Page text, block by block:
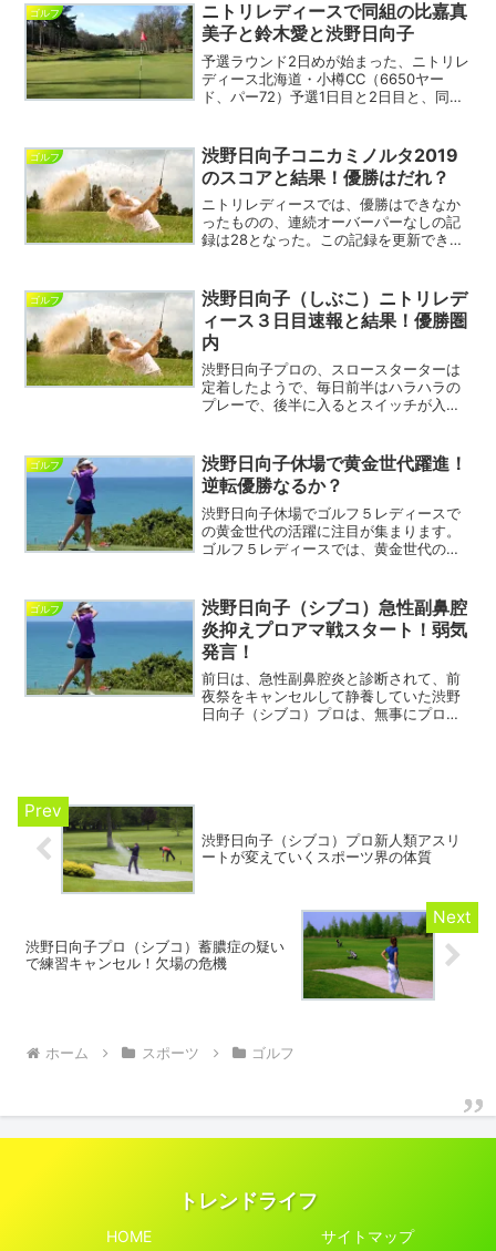
リ・レディースなので、ファンのために
もいち早く回復して燃え上が...
ゴルフ
ニトリレディースで同組の比嘉真
美子と鈴木愛と渋野日向子
予選ラウンド2日めが始まった、ニトリレ
ディース北海道・小樽CC（6650ヤー
ド、パー72）予選1日目と2日目と、同組
３人です。渋野日向子が、大ブレイクし
ていきなりスコア...
ゴルフ
渋野日向子コニカミノルタ2019
のスコアと結果！優勝はだれ？
ニトリレディースでは、優勝はできなか
ったものの、連続オーバーパーなしの記
録は28となった。この記録を更新できる
を持つ選手がいっぱい出るので、この中
で渋野日向子プロがどこ...
ゴルフ
渋野日向子（しぶこ）ニトリレデ
ィース３日目速報と結果！優勝圏
内
渋野日向子プロの、スロースターターは
定着したようで、毎日前半はハラハラの
プレーで、後半に入るとスイッチが入っ
彼女のプレーに釘付けにならざるを得
ず、より楽しめる展開を提供し...
ゴルフ
渋野日向子休場で黄金世代躍進！
逆転優勝なるか？
渋野日向子休場でゴルフ５レディースで
の黄金世代の活躍に注目が集まります。
ゴルフ５レディースでは、黄金世代の浅
ーカスしてみました。渋野日向子休場で
黄金世代浅井咲希浅井咲希...
ゴルフ
渋野日向子（シブコ）急性副鼻腔
炎抑えプロアマ戦スタート！弱気
発言！
前日は、急性副鼻腔炎と診断されて、前
夜祭をキャンセルして静養していた渋野
日向子（シブコ）プロは、無事にプロア
渋野日向子（シブコ）プロ新人類アスリ
ートが変えていくスポーツ界の体質
渋野日向子プロ（シブコ）蓄膿症の疑い
で練習キャンセル！欠場の危機
ホーム スポーツ ゴルフ
トレンドライフ
HOME サイトマップ